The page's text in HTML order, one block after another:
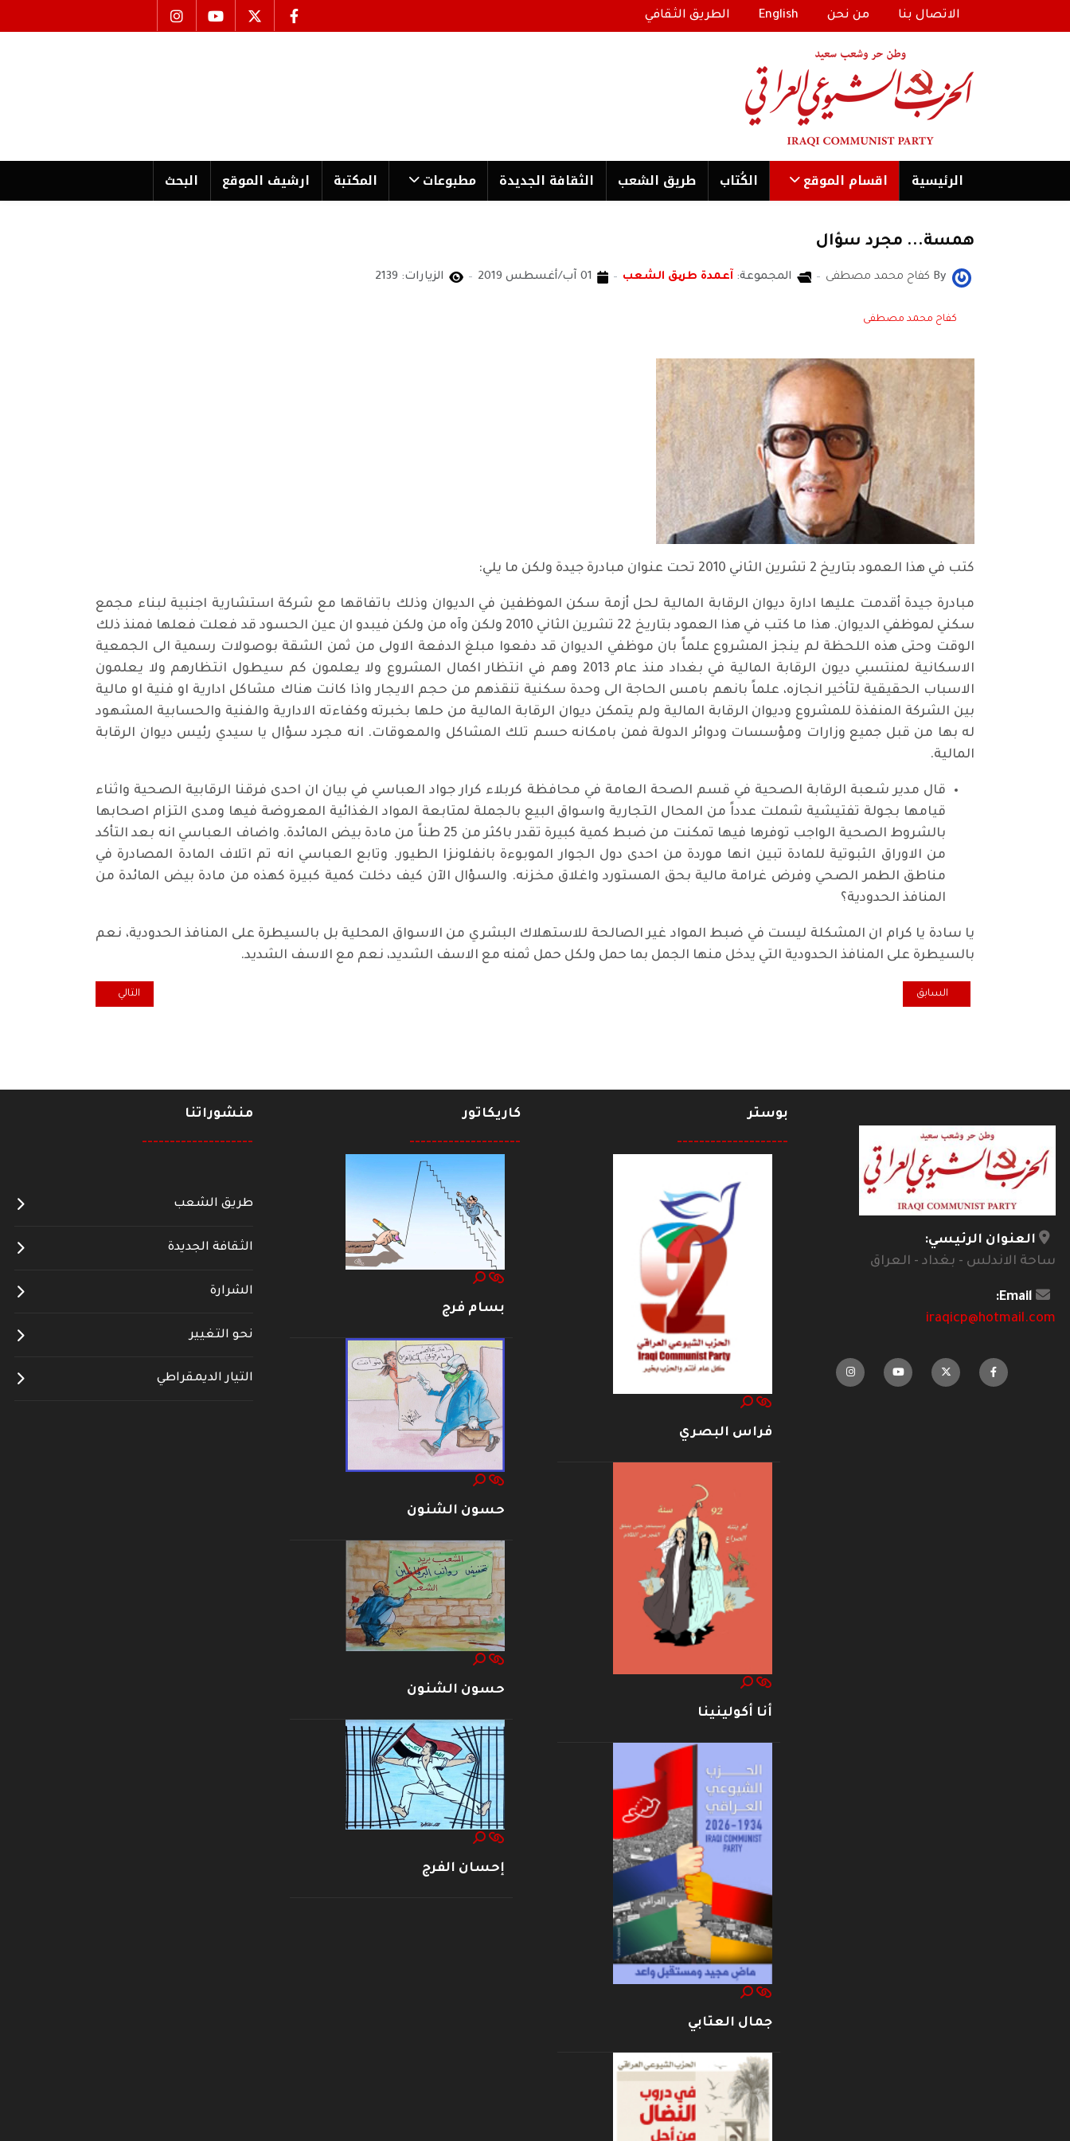
الاتصال بنا من نحن English الطريق الثقافي
الرئیسية اقسام الموقع الكُتاب طریق الشعب الثقافة الجدیدة مطبوعات المكتبة ارشیف الموقع البحث
همسة... مجرد سؤال
By كفاح محمد مصطفى المجموعة: آعمدة طریق الشعب 01 آب/أغسطس 2019 الزيارات: 2139
كفاح محمد مصطفى
كتب في هذا العمود بتاريخ 2 تشرين الثاني 2010 تحت عنوان مبادرة جيدة ولكن ما يلي:
مبادرة جيدة أقدمت عليها ادارة ديوان الرقابة المالية لحل أزمة سكن الموظفين في الديوان وذلك باتفاقها مع شركة استشارية اجنبية لبناء مجمع
سكني لموظفي الديوان. هذا ما كتب في هذا العمود بتاريخ 22 تشرين الثاني 2010 ولكن وآه من ولكن فيبدو ان عين الحسود قد فعلت فعلها فمنذ ذلك
الوقت وحتى هذه اللحظة لم ينجز المشروع علماً بان موظفي الديوان قد دفعوا مبلغ الدفعة الاولى من ثمن الشقة بوصولات رسمية الى الجمعية
الاسكانية لمنتسبي ديون الرقابة المالية في بغداد منذ عام 2013 وهم في انتظار اكمال المشروع ولا يعلمون كم سيطول انتظارهم ولا يعلمون
الاسباب الحقيقية لتأخير انجازه، علماً بانهم بامس الحاجة الى وحدة سكنية تنقذهم من حجم الايجار واذا كانت هناك مشاكل ادارية او فنية او مالية
بين الشركة المنفذة للمشروع وديوان الرقابة المالية ولم يتمكن ديوان الرقابة المالية من حلها بخبرته وكفاءته الادارية والفنية والحسابية المشهود
له بها من قبل جميع وزارات ومؤسسات ودوائر الدولة فمن بامكانه حسم تلك المشاكل والمعوقات. انه مجرد سؤال يا سيدي رئيس ديوان الرقابة
المالية.
قال مدير شعبة الرقابة الصحية في قسم الصحة العامة في محافظة كربلاء كرار جواد العباسي في بيان ان احدى فرقنا الرقابية الصحية واثناء
قيامها بجولة تفتيشية شملت عدداً من المحال التجارية واسواق البيع بالجملة لمتابعة المواد الغذائية المعروضة فيها ومدى التزام اصحابها
بالشروط الصحية الواجب توفرها فيها تمكنت من ضبط كمية كبيرة تقدر باكثر من 25 طناً من مادة بيض المائدة. واضاف العباسي انه بعد التأكد
من الاوراق الثبوتية للمادة تبين انها موردة من احدى دول الجوار الموبوءة بانفلونزا الطيور. وتابع العباسي انه تم اتلاف المادة المصادرة في
مناطق الطمر الصحي وفرض غرامة مالية بحق المستورد واغلاق مخزنه. والسؤال الآن كيف دخلت كمية كبيرة كهذه من مادة بيض المائدة من
المنافذ الحدودية؟
يا سادة يا كرام ان المشكلة ليست في ضبط المواد غير الصالحة للاستهلاك البشري من الاسواق المحلية بل بالسيطرة على المنافذ الحدودية، نعم
بالسيطرة على المنافذ الحدودية التي يدخل منها الجمل بما حمل ولكل حمل ثمنه مع الاسف الشديد، نعم مع الاسف الشديد.
المقال السابق: اضاءة.. حالات الإنتحار.. من المسؤول عن تفاقمها؟
السابق المقال التالي: اكول... طفي
التالي
العنوان الرئيسي:
ساحة الاندلس - بغداد - العراق
Email:
iraqicp@hotmail.com
بوستر
--------------------
فراس البصري
أنا أكولينينا
جمال العتابي
كاريكاتور
--------------------
بسام فرج
حسون الشنون
حسون الشنون
إحسان الفرج
منشوراتنا
--------------------
طريق الشعب
الثقافة الجديدة
الشرارة
نحو التغيير
التيار الديمقراطي